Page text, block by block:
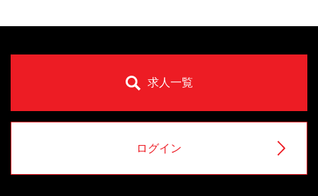
求人一覧
ログイン